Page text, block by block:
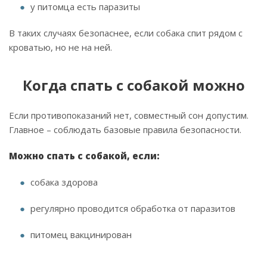
у питомца есть паразиты
В таких случаях безопаснее, если собака спит рядом с
кроватью, но не на ней.
Когда спать с собакой можно
Если противопоказаний нет, совместный сон допустим.
Главное – соблюдать базовые правила безопасности.
Можно спать с собакой, если:
собака здорова
регулярно проводится обработка от паразитов
питомец вакцинирован